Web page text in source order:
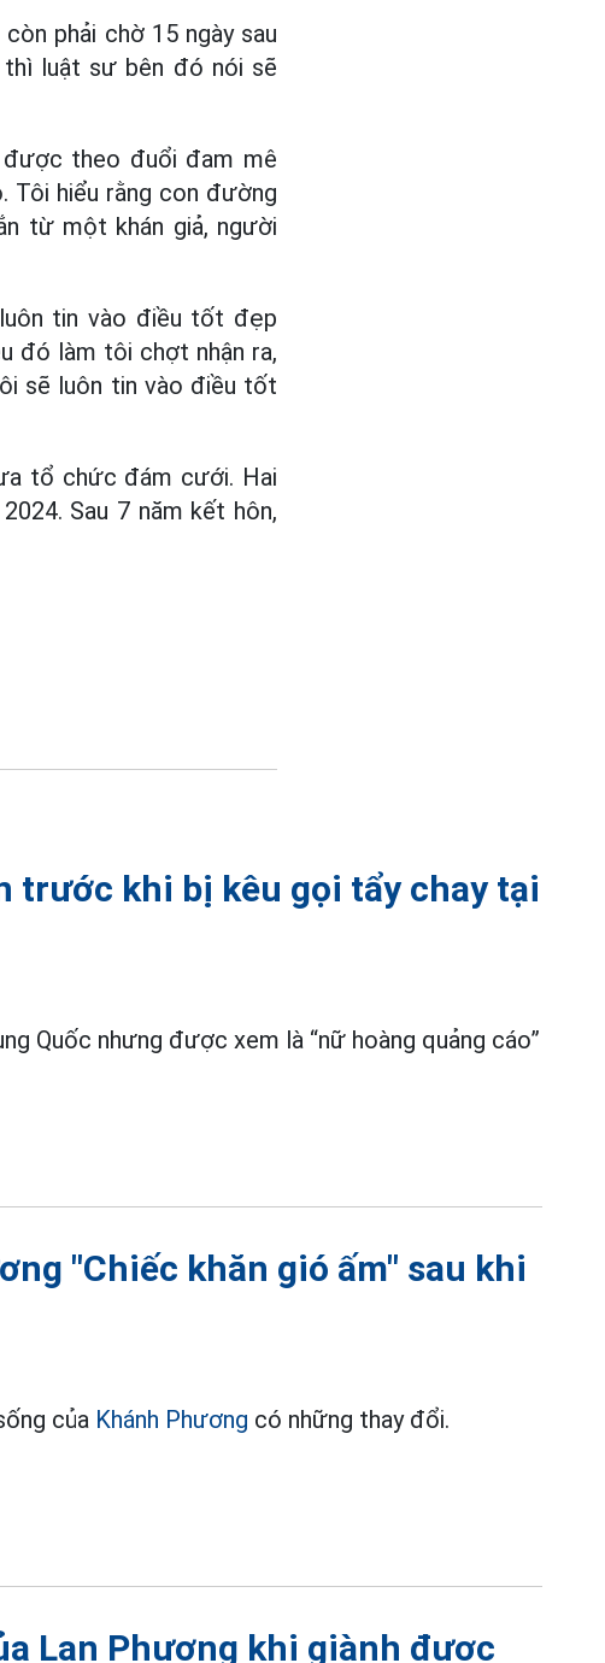
phải chờ 15 ngày sau
luật sư bên đó nói sẽ
theo đuổi đam mê
Tôi hiểu rằng con đường
từ một khán giả, người
luôn tin vào điều tốt đẹp
đó làm tôi chợt nhận ra,
sẽ luôn tin vào điều tốt
tổ chức đám cưới. Hai
Sau 7 năm kết hôn,
trước khi bị kêu gọi tẩy chay tại
Quốc nhưng được xem là “nữ hoàng quảng cáo”
"Chiếc khăn gió ấm" sau khi
của Khánh Phương có những thay đổi.
Lan Phương khi giành được